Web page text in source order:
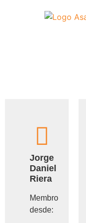
Jorge
Daniel
Riera
Membro
desde: